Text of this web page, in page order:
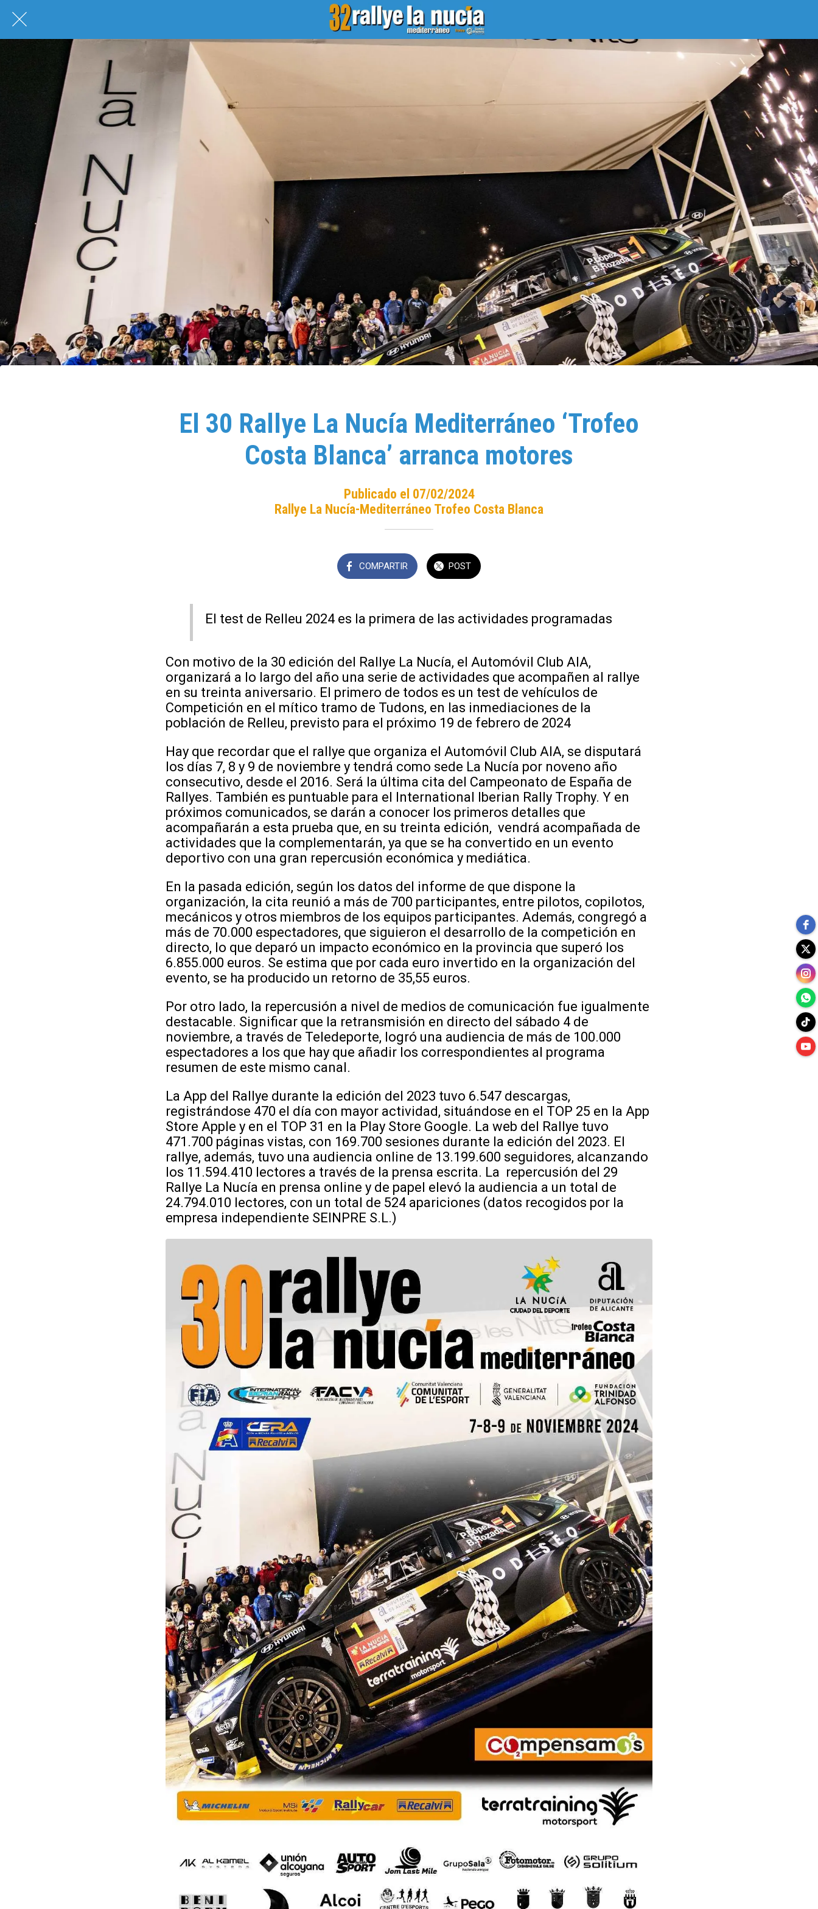
El 30 Rallye La Nucía Mediterráneo ‘Trofeo
Costa Blanca’ arranca motores
Publicado el 07/02/2024
Rallye La Nucía-Mediterráneo Trofeo Costa Blanca
COMPARTIR POST
El test de Relleu 2024 es la primera de las actividades programadas
Con motivo de la 30 edición del Rallye La Nucía, el Automóvil Club AIA,
organizará a lo largo del año una serie de actividades que acompañen al rallye
en su treinta aniversario. El primero de todos es un test de vehículos de
Competición en el mítico tramo de Tudons, en las inmediaciones de la
población de Relleu, previsto para el próximo 19 de febrero de 2024
Hay que recordar que el rallye que organiza el Automóvil Club AIA, se disputará
los días 7, 8 y 9 de noviembre y tendrá como sede La Nucía por noveno año
consecutivo, desde el 2016. Será la última cita del Campeonato de España de
Rallyes. También es puntuable para el International Iberian Rally Trophy. Y en
próximos comunicados, se darán a conocer los primeros detalles que
acompañarán a esta prueba que, en su treinta edición, vendrá acompañada de
actividades que la complementarán, ya que se ha convertido en un evento
deportivo con una gran repercusión económica y mediática.
En la pasada edición, según los datos del informe de que dispone la
organización, la cita reunió a más de 700 participantes, entre pilotos, copilotos,
mecánicos y otros miembros de los equipos participantes. Además, congregó a
más de 70.000 espectadores, que siguieron el desarrollo de la competición en
directo, lo que deparó un impacto económico en la provincia que superó los
6.855.000 euros. Se estima que por cada euro invertido en la organización del
evento, se ha producido un retorno de 35,55 euros.
Por otro lado, la repercusión a nivel de medios de comunicación fue igualmente
destacable. Significar que la retransmisión en directo del sábado 4 de
noviembre, a través de Teledeporte, logró una audiencia de más de 100.000
espectadores a los que hay que añadir los correspondientes al programa
resumen de este mismo canal.
La App del Rallye durante la edición del 2023 tuvo 6.547 descargas,
registrándose 470 el día con mayor actividad, situándose en el TOP 25 en la App
Store Apple y en el TOP 31 en la Play Store Google. La web del Rallye tuvo
471.700 páginas vistas, con 169.700 sesiones durante la edición del 2023. El
rallye, además, tuvo una audiencia online de 13.199.600 seguidores, alcanzando
los 11.594.410 lectores a través de la prensa escrita. La repercusión del 29
Rallye La Nucía en prensa online y de papel elevó la audiencia a un total de
24.794.010 lectores, con un total de 524 apariciones (datos recogidos por la
empresa independiente SEINPRE S.L.)